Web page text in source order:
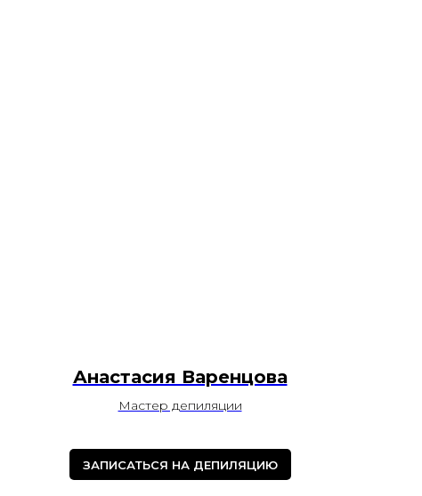
Анастасия Варенцова
Мастер депиляции
ЗАПИСАТЬСЯ НА ДЕПИЛЯЦИЮ